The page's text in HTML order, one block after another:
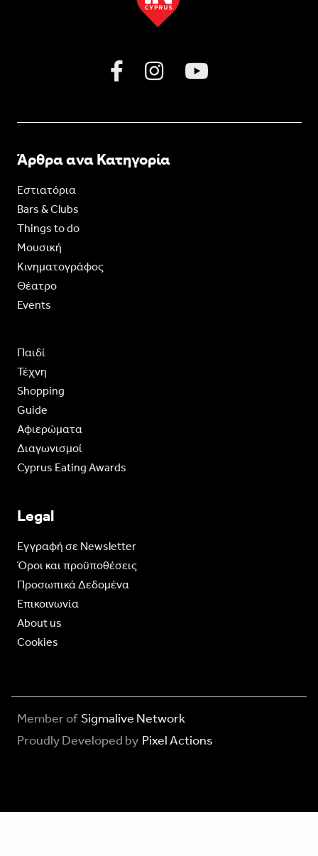
Άρθρα ανα Κατηγορία
Εστιατόρια
Bars & Clubs
Things to do
Moυσική
Κινηματογράφος
Θέατρο
Events
Παιδί
Τέχνη
Shopping
Guide
Aφιερώματα
Διαγωνισμοί
Cyprus Eating Awards
Legal
Eγγραφή σε Newsletter
Όροι και προϋποθέσεις
Προσωπικά Δεδομένα
Επικοινωνία
About us
Cookies
Member of Sigmalive Network
Proudly Developed by Pixel Actions